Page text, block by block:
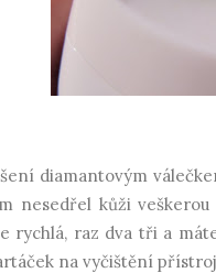
diamantovým
nesedřel kůži
rychlá, raz dva tři a
na vyčištění